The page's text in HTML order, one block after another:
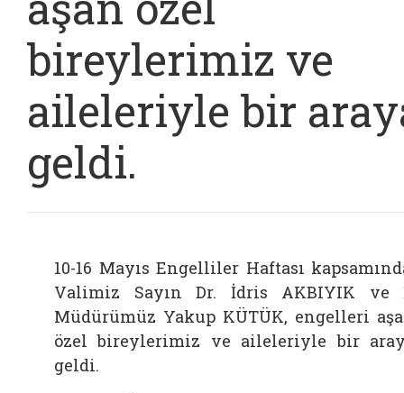
bireylerimiz ve
aileleriyle bir
geldi.
10-16 Mayıs Engelliler Haftası
Valimiz Sayın Dr. İdris AKBIYIK ve
Müdürümüz Yakup KÜTÜK, engelleri
özel bireylerimiz ve aileleriyle bir
geldi.